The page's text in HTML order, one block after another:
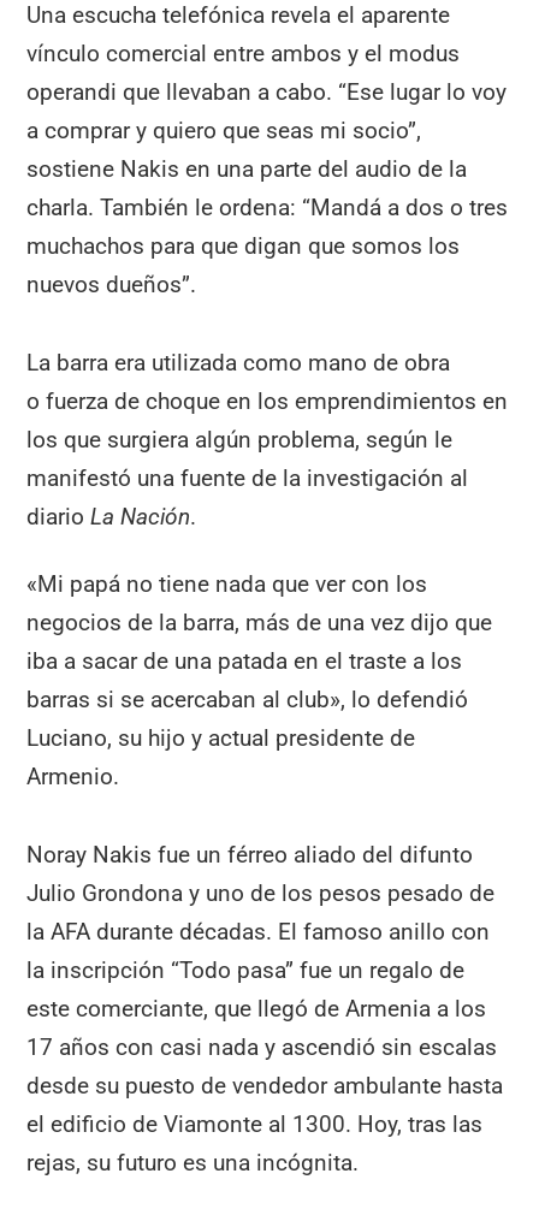
Una escucha telefónica revela el aparente
vínculo comercial entre ambos y el modus
operandi que llevaban a cabo. “Ese lugar lo voy
a comprar y quiero que seas mi socio”,
sostiene Nakis en una parte del audio de la
charla. También le ordena: “Mandá a dos o tres
muchachos para que digan que somos los
nuevos dueños”.
La barra era utilizada como mano de obra
o fuerza de choque en los emprendimientos en
los que surgiera algún problema, según le
manifestó una fuente de la investigación al
diarioLa Nación.
«Mi papá no tiene nada que ver con los
negocios de la barra, más de una vez dijo que
iba a sacar de una patada en el traste a los
barras si se acercaban al club», lo defendió
Luciano, su hijo y actual presidente de
Armenio.
Noray Nakis fue un férreo aliado del difunto
Julio Grondona y uno de los pesos pesado de
la AFA durante décadas. El famoso anillo con
la inscripción “Todo pasa” fue un regalo de
este comerciante, que llegó de Armenia a los
17 años con casi nada y ascendió sin escalas
desde su puesto de vendedor ambulante hasta
el edificio de Viamonte al 1300. Hoy, tras las
rejas, su futuro es una incógnita.